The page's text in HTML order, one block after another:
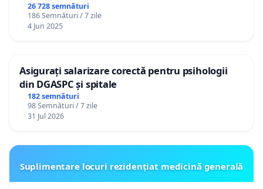
26 728 semnături
186 Semnături / 7 zile
4 Jun 2025
Asigurați salarizare corectă pentru psihologii
din DGASPC și spitale
182 semnături
98 Semnături / 7 zile
31 Jul 2026
Suplimentare locuri rezidențiat medicină generală